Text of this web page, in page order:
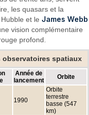
les quasars et la
et le James Webb
vision complémentaire
profond.
observatoires spatiaux
Année de
lancement
Orbite
1990
Orbite
terrestre
basse (547
km)